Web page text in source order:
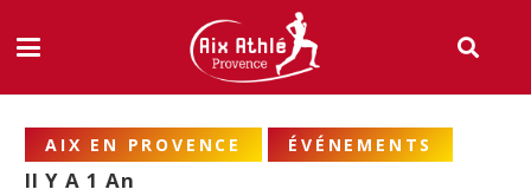
AIX EN PROVENCE ÉVÉNEMENTS
Il Y A 1 An